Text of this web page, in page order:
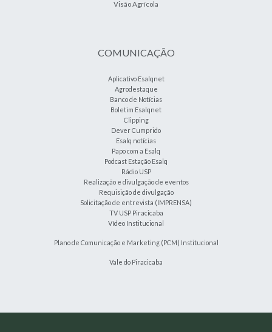
Visão Agrícola
COMUNICAÇÃO
Aplicativo Esalqnet
Agrodestaque
Banco de Notícias
Boletim Esalqnet
Clipping
Dever Cumprido
Esalq notícias
Papo com a Esalq
Podcast Estação Esalq
Rádio USP
Realização e divulgação de eventos
Requisição de divulgação
Solicitação de entrevista (IMPRENSA)
TV USP Piracicaba
Vídeo Institucional
Plano de Comunicação e Marketing (PCM) Institucional
Vale do Piracicaba